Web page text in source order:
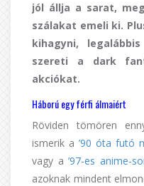
jól állja a sarat,
szálakat emeli ki.
kihagyni,
szereti a dark
akciókat.
Háború egy férfi álmaiért
Röviden tömören
ismerik a ’90 óta futó
vagy a’97-es anime-
azoknak mindent